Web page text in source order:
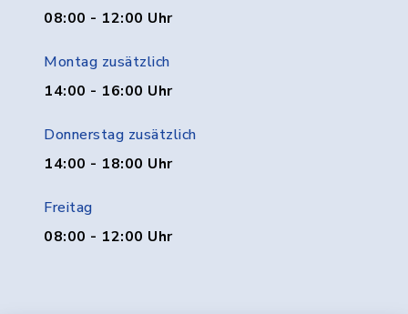
08:00 - 12:00 Uhr
Montag zusätzlich
14:00 - 16:00 Uhr
Donnerstag zusätzlich
14:00 - 18:00 Uhr
Freitag
08:00 - 12:00 Uhr